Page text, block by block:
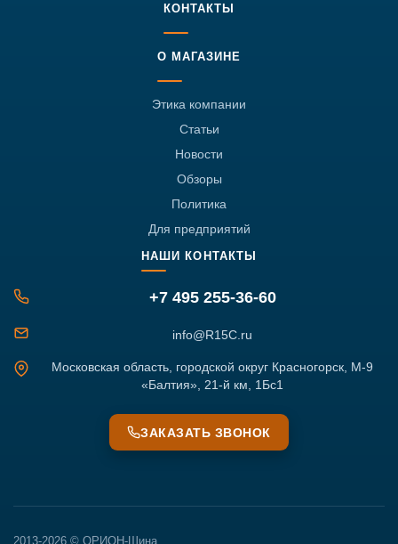
КОНТАКТЫ
О МАГАЗИНЕ
Этика компании
Статьи
Новости
Обзоры
Политика
Для предприятий
НАШИ КОНТАКТЫ
+7 495 255-36-60
info@R15C.ru
Московская область, городской округ Красногорск, М-9
«Балтия», 21-й км, 1Бс1
ЗАКАЗАТЬ ЗВОНОК
2013-2026 © ОРИОН-Шина